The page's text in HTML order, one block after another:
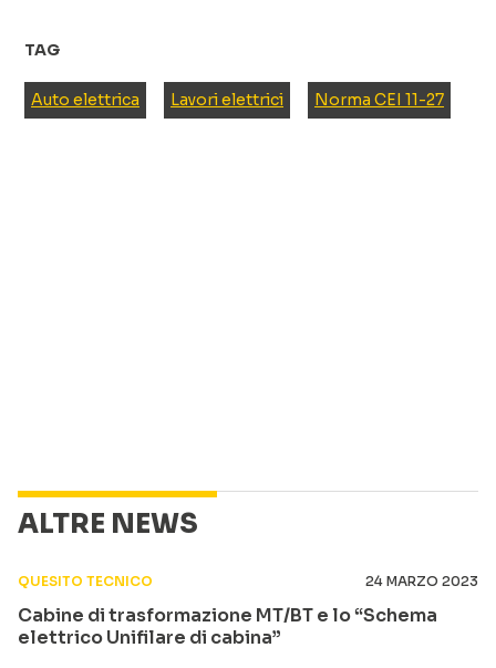
TAG
Auto elettrica Lavori elettrici Norma CEI 11-27
ALTRE NEWS
QUESITO TECNICO 24 MARZO 2023
Cabine di trasformazione MT/BT e lo “Schema
elettrico Unifilare di cabina”